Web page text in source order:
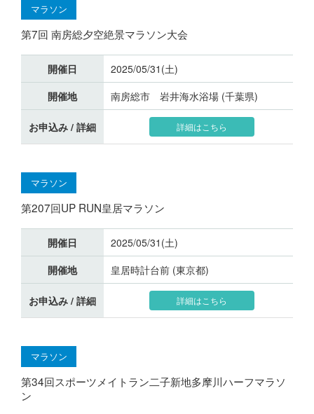
マラソン
第7回 南房総夕空絶景マラソン大会
開催日
2025/05/31(土)
開催地
南房総市 岩井海水浴場 (千葉県)
お申込み / 詳細 詳細はこちら
マラソン
第207回UP RUN皇居マラソン
開催日
2025/05/31(土)
開催地
皇居時計台前 (東京都)
お申込み / 詳細 詳細はこちら
マラソン
第34回スポーツメイトラン二子新地多摩川ハーフマラソ
ン